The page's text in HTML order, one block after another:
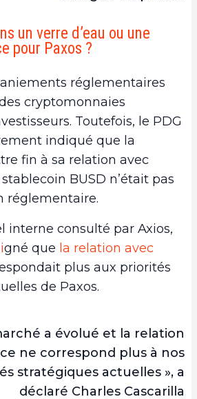
un verre d’eau ou une
pour Paxos ?
réglementaires
cryptomonnaies
Toutefois, le PDG
indiqué que la
fin à sa relation avec
BUSD n’était pas
réglementaire.
interne consulté par Axios,
igné que la relation avec
plus aux priorités
de Paxos.
a évolué et la relation
ne correspond plus à nos
stratégiques actuelles », a
déclaré Charles Cascarilla